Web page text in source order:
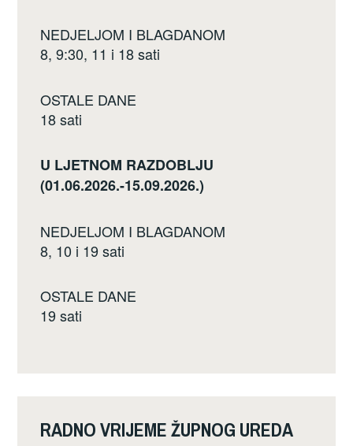
NEDJELJOM I BLAGDANOM
8, 9:30, 11 i 18 sati
OSTALE DANE
18 sati
U LJETNOM RAZDOBLJU
(01.06.2026.-15.09.2026.)
NEDJELJOM I BLAGDANOM
8, 10 i 19 sati
OSTALE DANE
19 sati
RADNO VRIJEME ŽUPNOG UREDA